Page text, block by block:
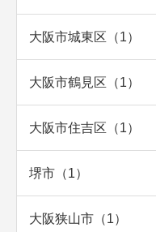
大阪市城東区（1）
大阪市鶴見区（1）
大阪市住吉区（1）
堺市（1）
大阪狭山市（1）